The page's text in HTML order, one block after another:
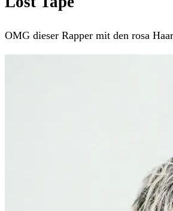
OMG dieser Rapper mit den rosa